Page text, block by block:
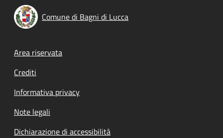
Comune di Bagni di Lucca
Footer menu
Area riservata
Crediti
Informativa privacy
Note legali
Dichiarazione di accessibilità